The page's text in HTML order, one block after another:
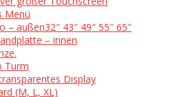
Menü
– außen32″ 43″ 49″ 55″ 65″
– innen
Turm
Display
(M, L, XL)